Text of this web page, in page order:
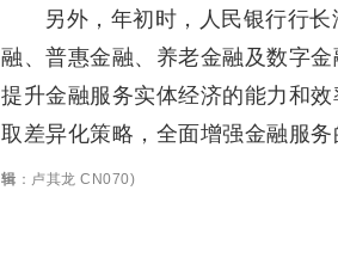
另外，年初时，人民银行行
融、普惠金融、养老金融及数字
提升金融服务实体经济的能力和
取差异化策略，全面增强金融服
辑 ：卢其龙 CN070)